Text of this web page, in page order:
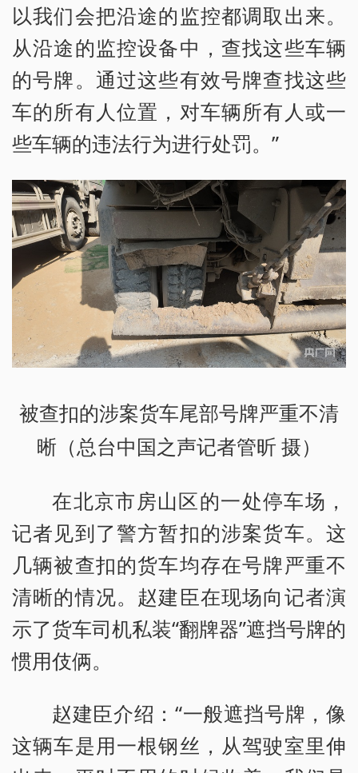
以我们会把沿途的监控都调取出来。
从沿途的监控设备中，查找这些车辆
的号牌。通过这些有效号牌查找这些
车的所有人位置，对车辆所有人或一
些车辆的违法行为进行处罚。”
被查扣的涉案货车尾部号牌严重不清
晰（总台中国之声记者管昕 摄）
在北京市房山区的一处停车场，
记者见到了警方暂扣的涉案货车。这
几辆被查扣的货车均存在号牌严重不
清晰的情况。赵建臣在现场向记者演
示了货车司机私装“翻牌器”遮挡号牌的
惯用伎俩。
赵建臣介绍：“一般遮挡号牌，像
这辆车是用一根钢丝，从驾驶室里伸